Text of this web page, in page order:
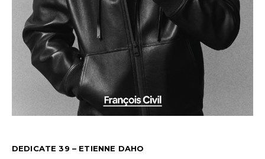
DEDICATE 39 – ETIENNE DAHO